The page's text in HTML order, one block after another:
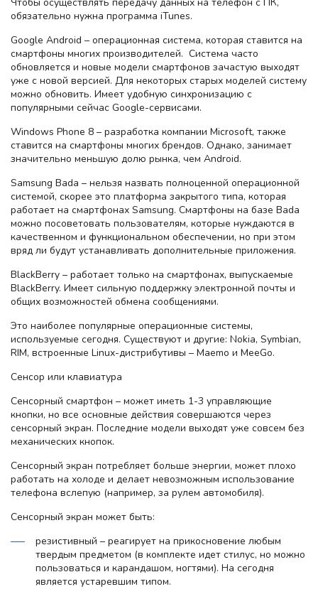
обязательно нужна программа iTunes.
Google Android – операционная система, которая ставится на
смартфоны многих производителей. Система часто
обновляется и новые модели смартфонов зачастую выходят
уже с новой версией. Для некоторых старых моделей систему
можно обновить. Имеет удобную синхронизацию с
популярными сейчас Google-сервисами.
Windows Phone 8 – разработка компании Microsoft, также
ставится на смартфоны многих брендов. Однако, занимает
значительно меньшую долю рынка, чем Android.
Samsung Bada – нельзя назвать полноценной операционной
системой, скорее это платформа закрытого типа, которая
работает на смартфонах Samsung. Смартфоны на базе Bada
можно посоветовать пользователям, которые нуждаются в
качественном и функциональном обеспечении, но при этом
вряд ли будут устанавливать дополнительные приложения.
BlackBerry – работает только на смартфонах, выпускаемые
BlackBerry. Имеет сильную поддержку электронной почты и
общих возможностей обмена сообщениями.
Это наиболее популярные операционные системы,
используемые сегодня. Существуют и другие: Nokia, Symbian,
RIM, встроенные Linux-дистрибутивы – Maemo и MeeGo.
Сенсор или клавиатура
Сенсорный смартфон – может иметь 1-3 управляющие
кнопки, но все основные действия совершаются через
сенсорный экран. Последние модели выходят уже совсем без
механических кнопок.
Сенсорный экран потребляет больше энергии, может плохо
работать на холоде и делает невозможным использование
телефона вслепую (например, за рулем автомобиля).
Сенсорный экран может быть:
резистивный – реагирует на прикосновение любым
твердым предметом (в комплекте идет стилус, но можно
пользоваться и карандашом, ногтями). На сегодня
является устаревшим типом.